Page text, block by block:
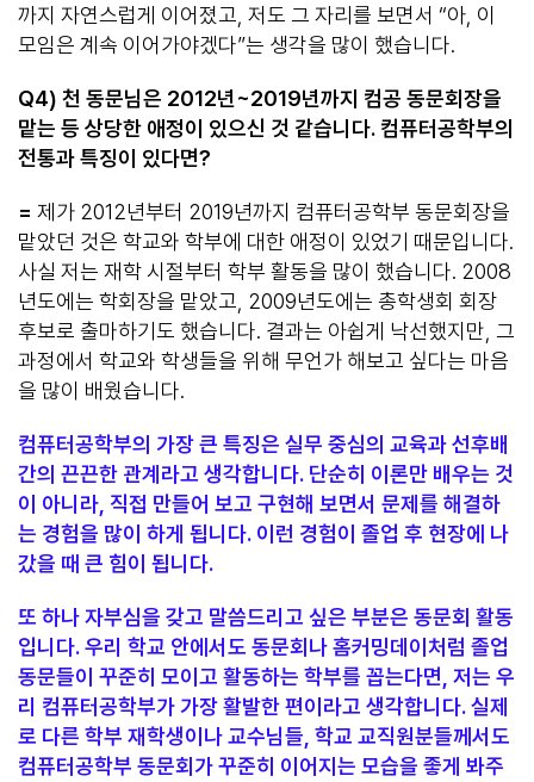
까지 자연스럽게 이어졌고, 저도 그 자리를 보면서 “아, 이
모임은 계속 이어가야겠다”는 생각을 많이 했습니다.
Q4) 천 동문님은 2012년~2019년까지 컴공 동문회장을
맡는 등 상당한 애정이 있으신 것 같습니다. 컴퓨터공학부의
전통과 특징이 있다면?
= 제가 2012년부터 2019년까지 컴퓨터공학부 동문회장을
맡았던 것은 학교와 학부에 대한 애정이 있었기 때문입니다.
사실 저는 재학 시절부터 학부 활동을 많이 했습니다. 2008
년도에는 학회장을 맡았고, 2009년도에는 총학생회 회장
후보로 출마하기도 했습니다. 결과는 아쉽게 낙선했지만, 그
과정에서 학교와 학생들을 위해 무언가 해보고 싶다는 마음
을 많이 배웠습니다.
컴퓨터공학부의 가장 큰 특징은 실무 중심의 교육과 선후배
간의 끈끈한 관계라고 생각합니다. 단순히 이론만 배우는 것
이 아니라, 직접 만들어 보고 구현해 보면서 문제를 해결하
는 경험을 많이 하게 됩니다. 이런 경험이 졸업 후 현장에 나
갔을 때 큰 힘이 됩니다.
또 하나 자부심을 갖고 말씀드리고 싶은 부분은 동문회 활동
입니다. 우리 학교 안에서도 동문회나 홈커밍데이처럼 졸업
동문들이 꾸준히 모이고 활동하는 학부를 꼽는다면, 저는 우
리 컴퓨터공학부가 가장 활발한 편이라고 생각합니다. 실제
로 다른 학부 재학생이나 교수님들, 학교 교직원분들께서도
컴퓨터공학부 동문회가 꾸준히 이어지는 모습을 좋게 봐주